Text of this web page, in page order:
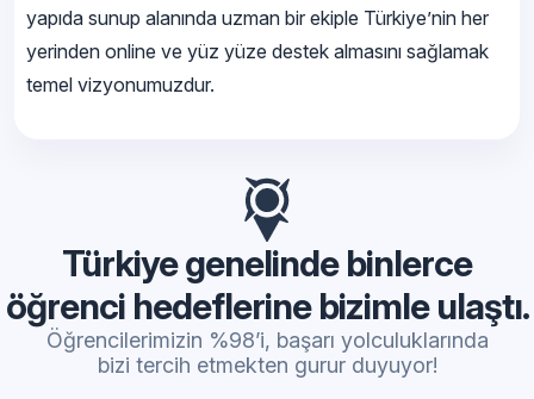
yapıda sunup alanında uzman bir ekiple Türkiye’nin her
yerinden online ve yüz yüze destek almasını sağlamak
temel vizyonumuzdur.
Türkiye genelinde binlerce
öğrenci hedeflerine bizimle ulaştı.
Öğrencilerimizin %98’i, başarı yolculuklarında
bizi tercih etmekten gurur duyuyor!